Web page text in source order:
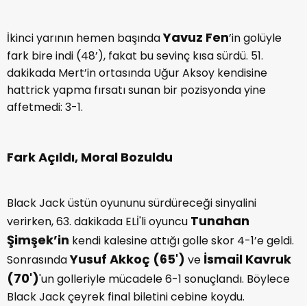
İkinci yarının hemen başındaYavuz Fen’in golüyle
fark bire indi (48’), fakat bu sevinç kısa sürdü. 51.
dakikada Mert’in ortasında Uğur Aksoy kendisine
hattrick yapma fırsatı sunan bir pozisyonda yine
affetmedi: 3-1.
Fark Açıldı, Moral Bozuldu
Black Jack üstün oyununu sürdüreceği sinyalini
verirken, 63. dakikada ELİ'li oyuncu Tunahan
Şimşek’in kendi kalesine attığı golle skor 4-1’e geldi.
SonrasındaYusuf Akkoç (65') ve İsmail Kavruk
(70')'un golleriyle mücadele 6-1 sonuçlandı. Böylece
Black Jack çeyrek final biletini cebine koydu.